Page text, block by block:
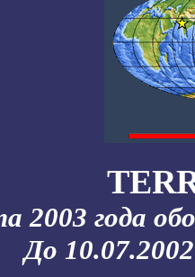
2003 года
До